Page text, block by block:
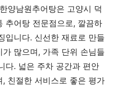
양남원추어탕은 고양시 덕
추어탕 전문점으로, 깔끔하
입니다. 신선한 재료로 만들
많으며, 가족 단위 손님들
다. 넓은 주차 공간과 편안
, 친절한 서비스로 좋은 평가